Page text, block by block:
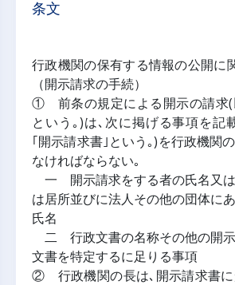
条文
行政機関の保有する情報の公開に
（開示請求の手続）
① 前条の規定による開示の請求(
という｡)は､次に掲げる事項を記
｢開示請求書｣という｡)を行政機関
なければならない｡
一 開示請求をする者の氏名又
は居所並びに法人その他の団体に
氏名
二 行政文書の名称その他の開
文書を特定するに足りる事項
② 行政機関の長は､開示請求書に